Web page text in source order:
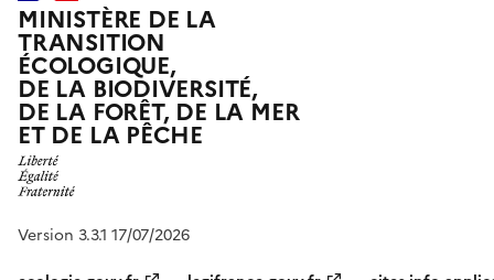
MINISTÈRE DE LA
TRANSITION
ÉCOLOGIQUE,
DE LA BIODIVERSITÉ,
DE LA FORÊT, DE LA MER
ET DE LA PÊCHE
Version 3.3.1 17/07/2026